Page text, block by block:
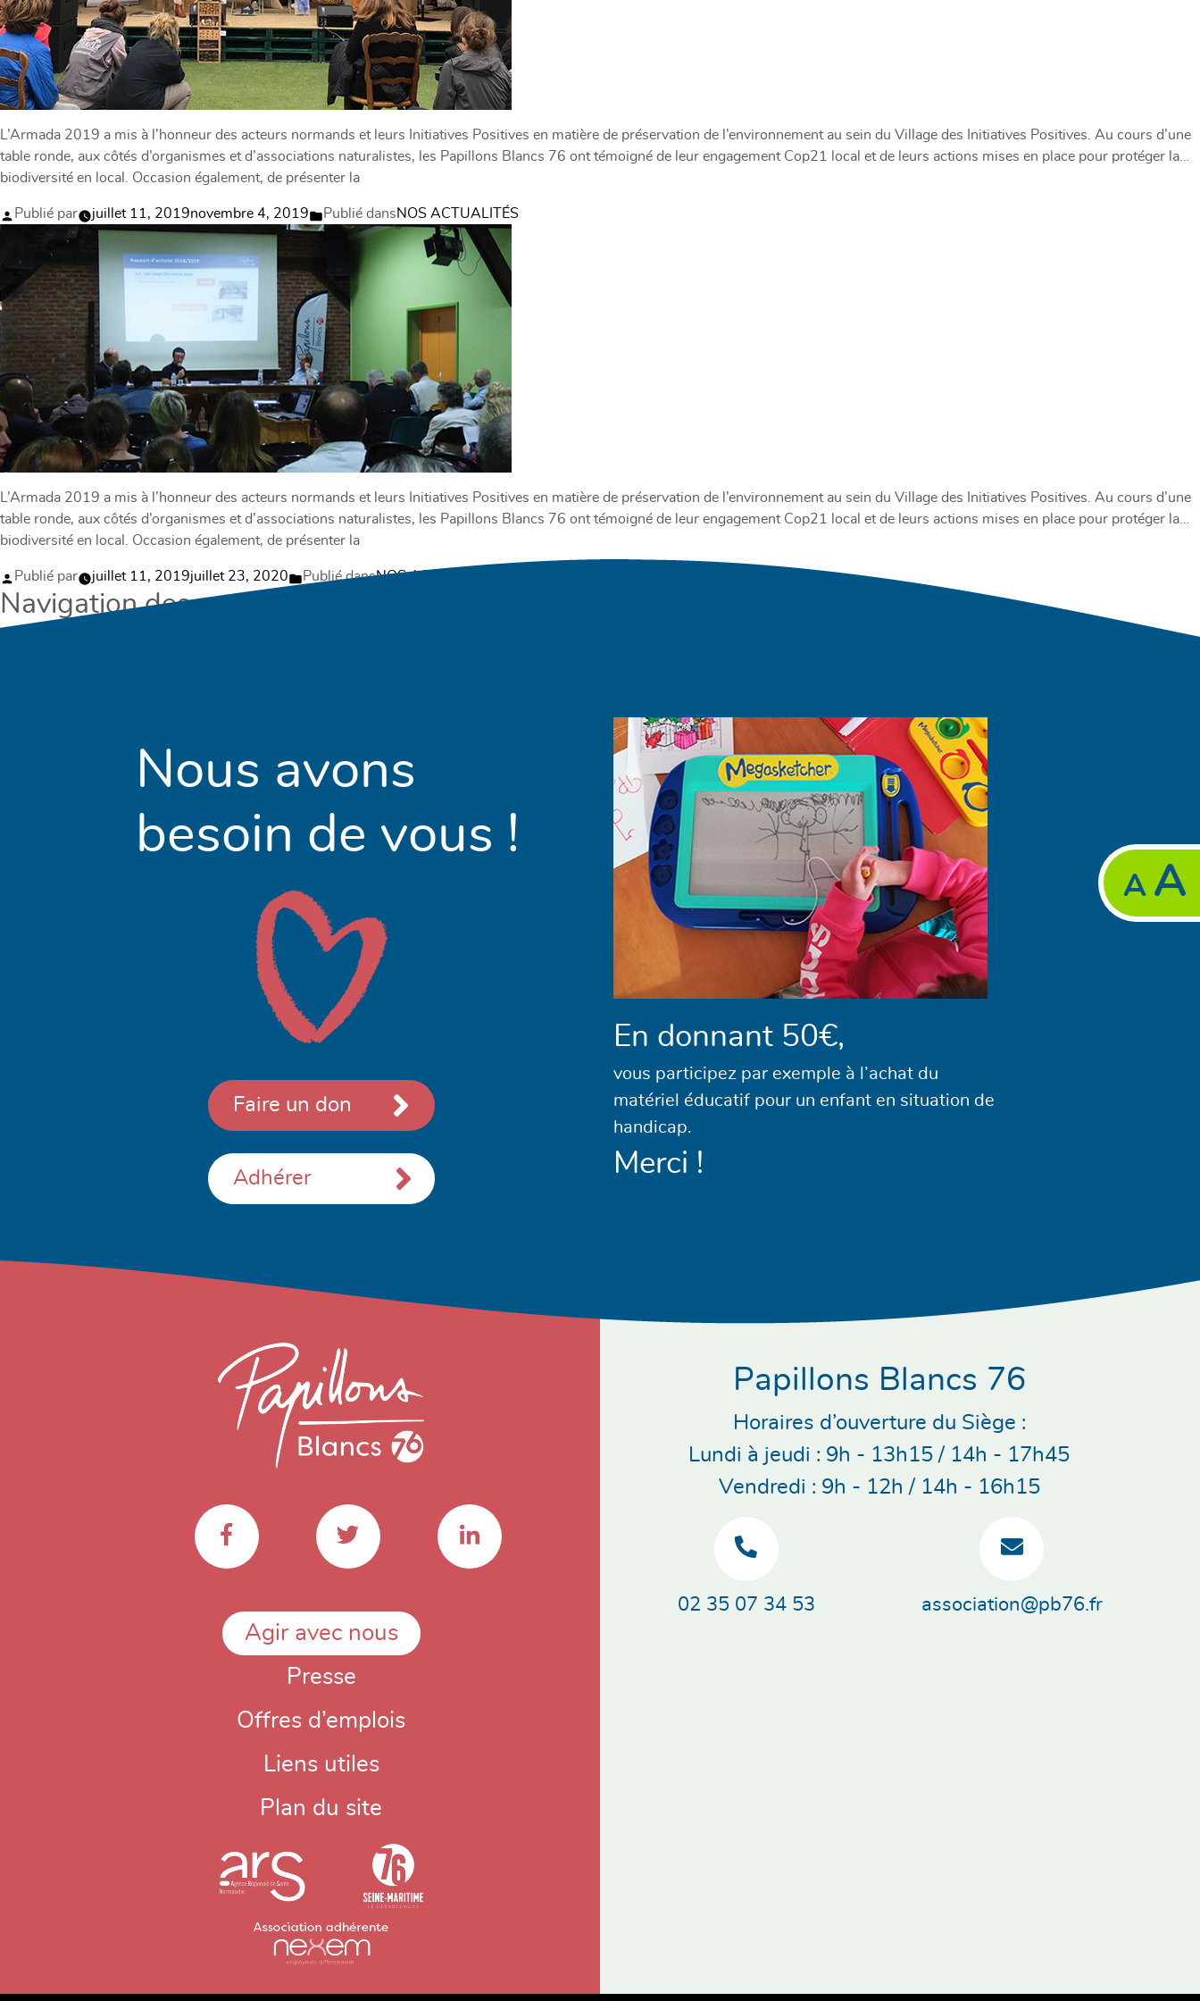
A A
L’Armada 2019 a mis à l’honneur des acteurs normands et leurs Initiatives Positives en matière de préservation de l’environnement au sein du Village des Initiatives Positives. Au cours d’une
table ronde, aux côtés d’organismes et d’associations naturalistes, les Papillons Blancs 76 ont témoigné de leur engagement Cop21 local et de leurs actions mises en place pour protéger la…
biodiversité en local. Occasion également, de présenter la
Publié par juillet 11, 2019novembre 4, 2019 Publié dansNOS ACTUALITÉS
L’Armada 2019 a mis à l’honneur des acteurs normands et leurs Initiatives Positives en matière de préservation de l’environnement au sein du Village des Initiatives Positives. Au cours d’une
table ronde, aux côtés d’organismes et d’associations naturalistes, les Papillons Blancs 76 ont témoigné de leur engagement Cop21 local et de leurs actions mises en place pour protéger la…
biodiversité en local. Occasion également, de présenter la
Publié par juillet 11, 2019juillet 23, 2020 Publié dansNOS ACTUALITÉS
Navigation des articles
Nous avons
besoin de vous !
Faire un don
Adhérer
En donnant 50€,
vous participez par exemple à l’achat du
matériel éducatif pour un enfant en situation de
handicap.
Merci !
Agir avec nous
Presse
Offres d’emplois
Liens utiles
Plan du site
Papillons Blancs 76
Horaires d’ouverture du Siège :
Lundi à jeudi : 9h - 13h15 / 14h - 17h45
Vendredi : 9h - 12h / 14h - 16h15
02 35 07 34 53 association@pb76.fr